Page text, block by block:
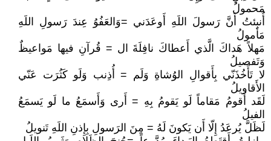
مَحمولُ
أُنبِئتُ أَنَّ رَسولَ اللَهِ أَوعَدَني =وَالعَفُوُ عِندَ رَسولِ اللَهِ
مَأمولُ
مَهلاً هَداكَ الَّذي أَعطاكَ نافِلَةَ ال = قُرآنِ فيها مَواعيظٌ
وَتَفصيلُ
لا تَأَخُذَنّي بِأَقوالِ الوُشاةِ وَلَم = أُذِنب وَلَو كَثُرَت عَنّي
الأَقاويلُ
لَقَد أَقومُ مَقاماً لَو يَقومُ بِهِ = أَرى وَأَسمَعُ ما لَو يَسمَعُ
الفيلُ
لَظَلَّ يُرعَدُ إِلّا أَن يَكونَ لَهُ = مِنَ الرَسولِ بِإِذنِ اللَهِ تَنويلُ